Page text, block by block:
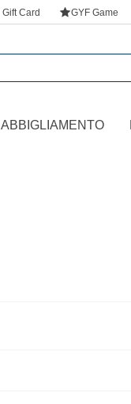
Gift Card GYF Game
ABBIGLIAMENTO